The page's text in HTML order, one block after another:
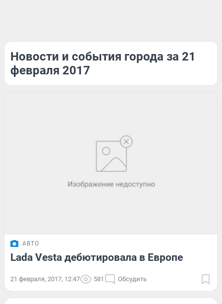
Новости и события города за 21
февраля 2017
АВТО
Lada Vesta дебютировала в Европе
21 февраля, 2017, 12:47 581 Обсудить